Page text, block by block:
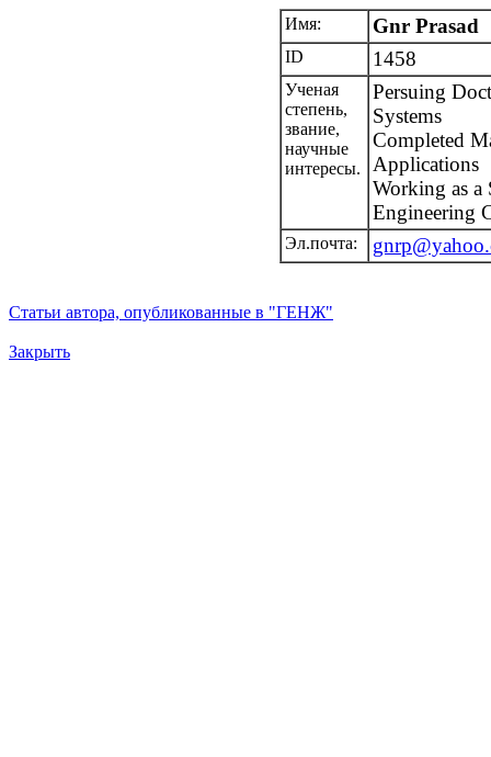
Имя: Gnr Prasad
ID 1458
Ученая
степень,
звание,
научные
интересы.
Persuing
Systems
Completed
Applications
Working as a
Engineering
Эл.почта:
Статьи автора, опубликованные в "ГЕНЖ"
Закрыть